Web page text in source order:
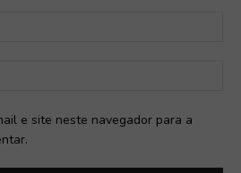
e site neste navegador para a